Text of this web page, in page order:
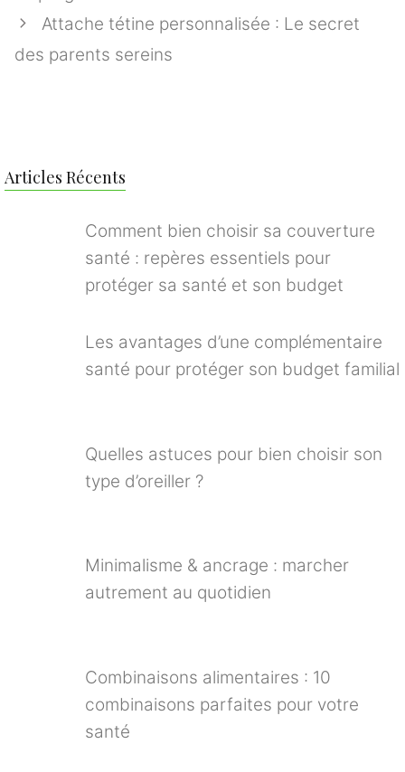
Attache tétine personnalisée : Le secret
des parents sereins
Articles Récents
Comment bien choisir sa couverture
santé : repères essentiels pour
protéger sa santé et son budget
Les avantages d’une complémentaire
santé pour protéger son budget familial
Quelles astuces pour bien choisir son
type d’oreiller ?
Minimalisme & ancrage : marcher
autrement au quotidien
Combinaisons alimentaires : 10
combinaisons parfaites pour votre
santé